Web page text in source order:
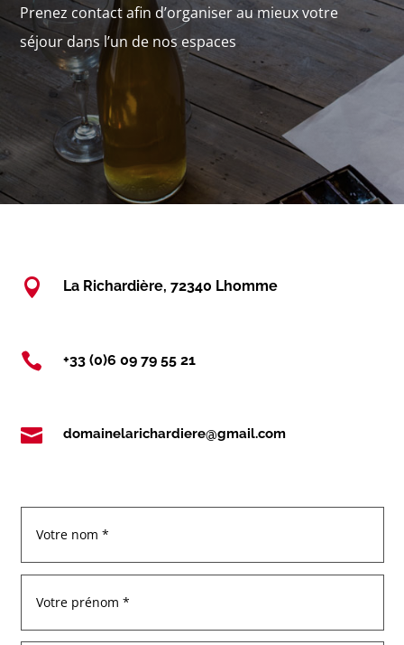
Prenez contact afin d’organiser au mieux votre
séjour dans l’un de nos espaces
 La Richardière, 72340 Lhomme
 +33 (0)6 09 79 55 21
 domainelarichardiere@gmail.com